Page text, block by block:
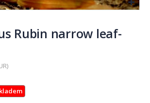
Rubin narrow leaf-